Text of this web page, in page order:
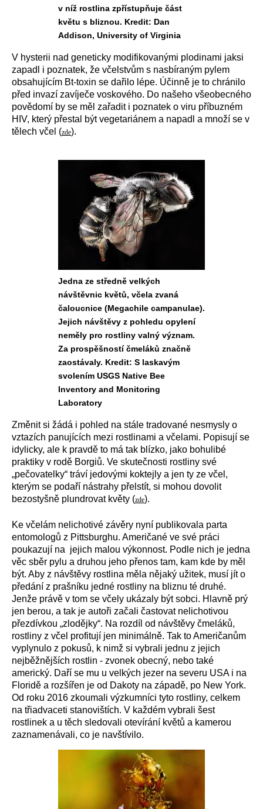
v níž rostlina zpřístupňuje část
květu s bliznou. Kredit: Dan
Addison, University of Virginia
V hysterii nad geneticky modifikovanými plodinami jaksi
zapadl i poznatek, že včelstvům s nasbíraným pylem
obsahujícím Bt-toxin se dařilo lépe. Účinně je to chránilo
před invazí zavíječe voskového. Do našeho všeobecného
povědomí by se měl zařadit i poznatek o viru příbuzném
HIV, který přestal být vegetariánem a napadl a množí se v
tělech včel (zde).
Jedna ze středně velkých
návštěvnic květů, včela zvaná
čaloucnice (Megachile campanulae).
Jejich návštěvy z pohledu opylení
neměly pro rostliny valný význam.
Za prospěšností čmeláků značně
zaostávaly. Kredit: S laskavým
svolením USGS Native Bee
Inventory and Monitoring
Laboratory
Změnit si žádá i pohled na stále tradované nesmysly o
vztazích panujících mezi rostlinami a včelami. Popisují se
idylicky, ale k pravdě to má tak blízko, jako bohulibé
praktiky v rodě Borgiů. Ve skutečnosti rostliny své
„pečovatelky“ tráví jedovými koktejly a jen ty ze včel,
kterým se podaří nástrahy přelstít, si mohou dovolit
bezostyšně plundrovat květy (zde).
Ke včelám nelichotivé závěry nyní publikovala parta
entomologů z Pittsburghu. Američané ve své práci
poukazují na jejich malou výkonnost. Podle nich je jedna
věc sběr pylu a druhou jeho přenos tam, kam kde by měl
být. Aby z návštěvy rostlina měla nějaký užitek, musí jít o
předání z prašníku jedné rostliny na bliznu té druhé.
Jenže právě v tom se včely ukázaly být sobci. Hlavně prý
jen berou, a tak je autoři začali častovat nelichotivou
přezdívkou „zlodějky“. Na rozdíl od návštěvy čmeláků,
rostliny z včel profitují jen minimálně. Tak to Američanům
vyplynulo z pokusů, k nimž si vybrali jednu z jejich
nejběžnějších rostlin - zvonek obecný, nebo také
americký. Daří se mu u velkých jezer na severu USA i na
Floridě a rozšířen je od Dakoty na západě, po New York.
Od roku 2016 zkoumali výzkumníci tyto rostliny, celkem
na třiadvaceti stanovištích. V každém vybrali šest
rostlinek a u těch sledovali otevírání květů a kamerou
zaznamenávali, co je navštívilo.